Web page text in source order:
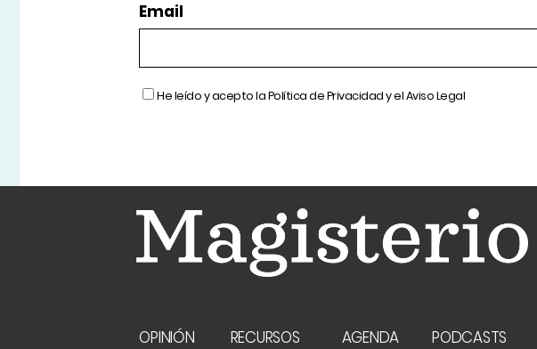
Email
He leído y acepto laPolítica de Privacidady elAviso Legal
OPINIÓN RECURSOS AGENDA PODCASTS